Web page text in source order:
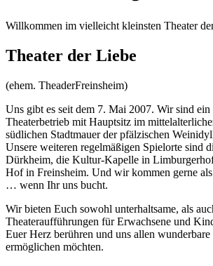
Willkommen im vielleicht kleinsten Theater
Theater der Liebe
(ehem. TheaderFreinsheim)
Uns gibt es seit dem 7. Mai 2007. Wir sind ein
Theaterbetrieb mit Hauptsitz im
südlichen Stadtmauer der pfälzischen
Unsere weiteren regelmäßigen Spielorte sind
Dürkheim, die Kultur-Kapelle in
Hof in Freinsheim. Und wir kommen gerne
… wenn Ihr uns bucht.
Wir bieten Euch sowohl unterhaltsame, als
Theateraufführungen für Erwachsene und
Euer Herz berühren und uns allen
ermöglichen möchten.